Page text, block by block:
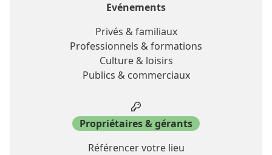
Evénements
Privés & familiaux
Professionnels & formations
Culture & loisirs
Publics & commerciaux
Propriétaires & gérants
Référencer votre lieu